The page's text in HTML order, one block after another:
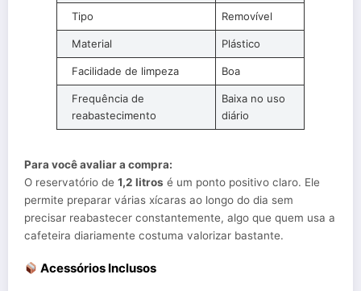
Tipo Removível
Material Plástico
Facilidade de limpeza Boa
Frequência de
reabastecimento
Baixa no uso
diário
Para você avaliar a compra:
O reservatório de 1,2 litros é um ponto positivo claro. Ele
permite preparar várias xícaras ao longo do dia sem
precisar reabastecer constantemente, algo que quem usa a
cafeteira diariamente costuma valorizar bastante.
Acessórios Inclusos